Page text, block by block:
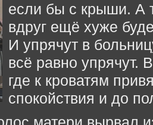
если бы с крыши. А
вдруг ещё хуже
И упрячут в
всё равно упрячут.
где к кроватям
спокойствия и до